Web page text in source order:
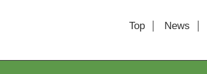
Top News